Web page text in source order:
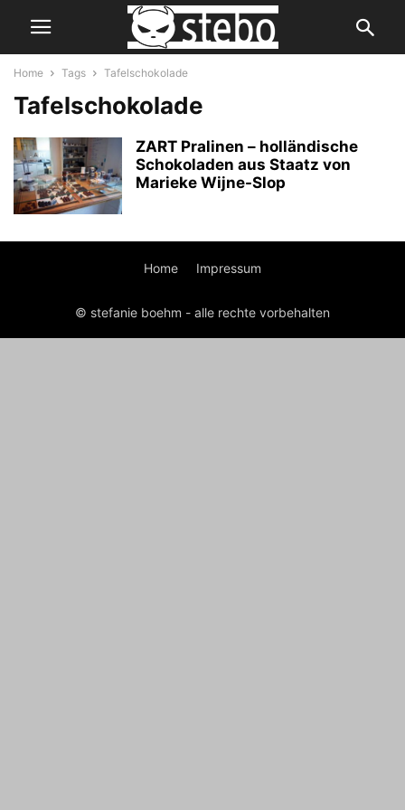
Home Tags Tafelschokolade
Tafelschokolade
ZART Pralinen – holländische
Schokoladen aus Staatz von
Marieke Wijne-Slop
Home Impressum
© stefanie boehm - alle rechte vorbehalten